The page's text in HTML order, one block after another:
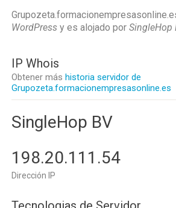
WordPress y es alojado por SingleHop
IP Whois
Obtener más historia servidor de
Grupozeta.formacionempresasonline.es
SingleHop BV
198.20.111.54
Dirección IP